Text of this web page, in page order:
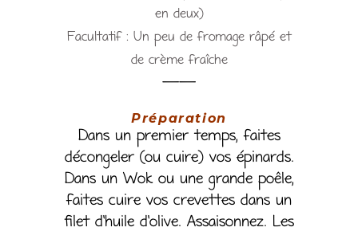
en deux)
Facultatif : Un peu de fromage râpé et
de crème fraîche
——
Préparation
Dans un premier temps, faites
décongeler (ou cuire) vos épinards.
Dans un Wok ou une grande poêle,
faites cuire vos crevettes dans un
filet d’huile d’olive. Assaisonnez. Les